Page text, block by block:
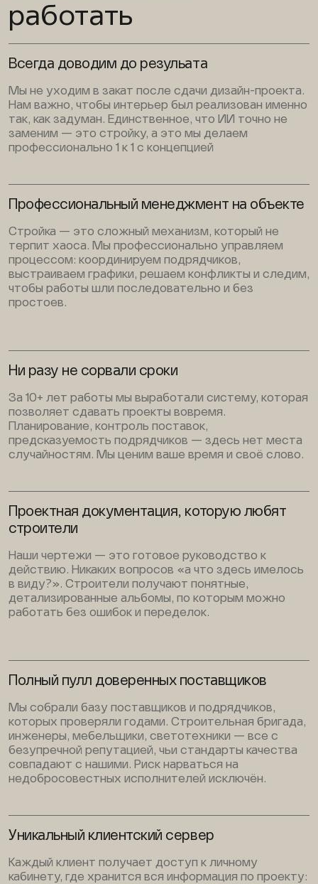
работать
Всегда доводим до резульата
Мы не уходим в закат после сдачи дизайн-проекта.
Нам важно, чтобы интерьер был реализован именно
так, как задуман. Единственное, что ИИ точно не
заменим — это стройку, а это мы делаем
профессионально 1 к 1 с концепцией
Профессиональный менеджмент на объекте
Стройка — это сложный механизм, который не
терпит хаоса. Мы профессионально управляем
процессом: координируем подрядчиков,
выстраиваем графики, решаем конфликты и следим,
чтобы работы шли последовательно и без
простоев.
Ни разу не сорвали сроки
За 10+ лет работы мы выработали систему, которая
позволяет сдавать проекты вовремя.
Планирование, контроль поставок,
предсказуемость подрядчиков — здесь нет места
случайностям. Мы ценим ваше время и своё слово.
Проектная документация, которую любят
строители
Наши чертежи — это готовое руководство к
действию. Никаких вопросов «а что здесь имелось
в виду?». Строители получают понятные,
детализированные альбомы, по которым можно
работать без ошибок и переделок.
Полный пулл доверенных поставщиков
Мы собрали базу поставщиков и подрядчиков,
которых проверяли годами. Строительная бригада,
инженеры, мебельщики, светотехники — все с
безупречной репутацией, чьи стандарты качества
совпадают с нашими. Риск нарваться на
недобросовестных исполнителей исключён.
Уникальный клиентский сервер
Каждый клиент получает доступ к личному
кабинету, где хранится вся информация по проекту: